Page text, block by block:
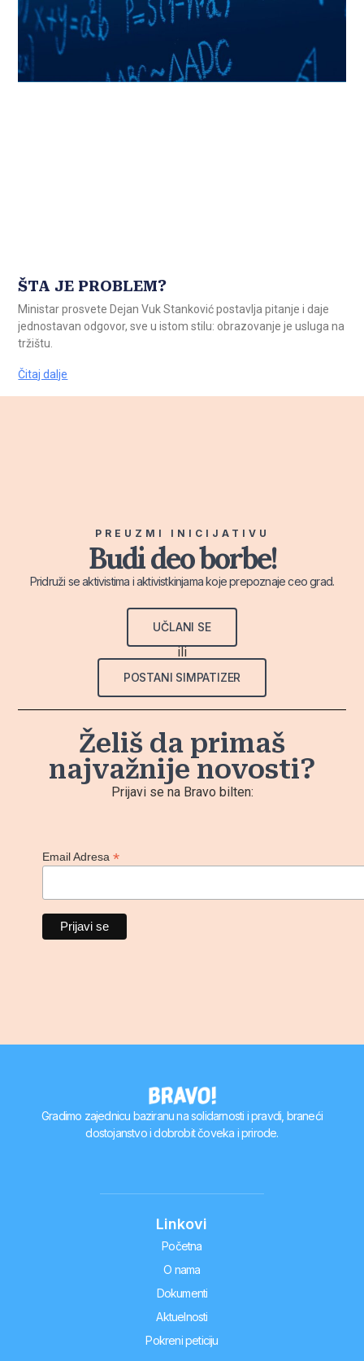
ŠTA JE PROBLEM?
Ministar prosvete Dejan Vuk Stanković postavlja pitanje i daje
jednostavan odgovor, sve u istom stilu: obrazovanje je usluga na
tržištu.
Čitaj dalje
PREUZMI INICIJATIVU
Budi deo borbe!
Pridruži se aktivistima i aktivistkinjama koje prepoznaje ceo grad.
UČLANI SE
ili
POSTANI SIMPATIZER
Želiš da primaš
najvažnije novosti?
Prijavi se na Bravo bilten:
Email Adresa*
Gradimo zajednicu baziranu na solidarnosti i pravdi, braneći
dostojanstvo i dobrobit čoveka i prirode.
Linkovi
Početna
O nama
Dokumenti
Aktuelnosti
Pokreni peticiju